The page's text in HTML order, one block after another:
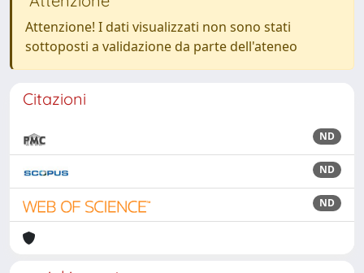
Attenzione! I dati visualizzati non sono stati
sottoposti a validazione da parte dell'ateneo
Citazioni
ND
ND
ND